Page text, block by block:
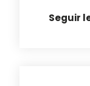
Seguir